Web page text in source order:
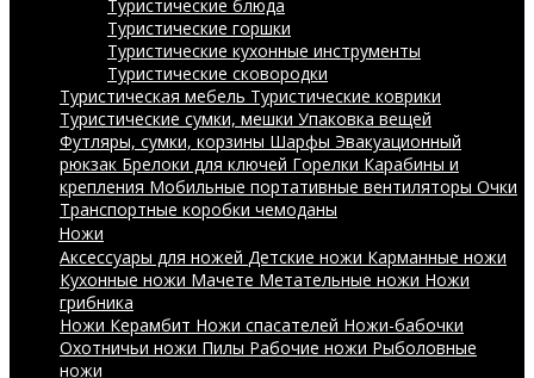
Туристические блюда
Туристические горшки
Туристические кухонные инструменты
Туристические сковородки
Туристическая мебель Туристические коврики
Туристические сумки, мешки Упаковка вещей
Футляры, сумки, корзины Шарфы Эвакуационный
рюкзак Брелоки для ключей Горелки Карабины и
крепления Мобильные портативные вентиляторы Очки
Транспортные коробки чемоданы
Ножи
Аксессуары для ножей Детские ножи Карманные ножи
Кухонные ножи Мачете Метательные ножи Ножи
грибника
Ножи Керамбит Ножи спасателей Ножи-бабочки
Охотничьи ножи Пилы Рабочие ножи Рыболовные
ножи